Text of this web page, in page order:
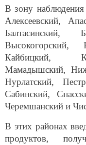
В зону наблюдения
Алексеевский,
Балтасинский,
Высокогорский,
Кайбицкий,
Мамадышский,
Нурлатский,
Сабинский,
Черемшанский и
В этих районах
продуктов,